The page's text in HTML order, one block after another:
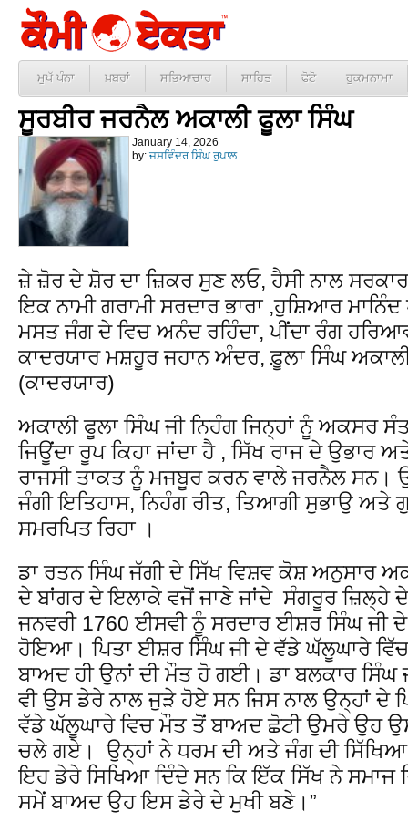
ਮੁਖੱ ਪੰਨਾ ਖ਼ਬਰਾਂ ਸਭਿਆਚਾਰ ਸਾਹਿਤ ਫੋਟੋ ਹੁਕਮਨਾਮਾ
ਸੂਰਬੀਰ ਜਰਨੈਲ ਅਕਾਲੀ ਫੂਲਾ ਸਿੰਘ
January 14, 2026
by: ਜਸਵਿੰਦਰ ਸਿੰਘ ਰੁਪਾਲ
ਜ਼ੇ ਜ਼ੋਰ ਦੇ ਸ਼ੋਰ ਦਾ ਜ਼ਿਕਰ ਸੁਣ ਲਓ, ਹੈਸੀ ਨਾਲ
ਇਕ ਨਾਮੀ ਗਰਾਮੀ ਸਰਦਾਰ ਭਾਰਾ ,ਹੁਸ਼ਿਆਰ
ਮਸਤ ਜੰਗ ਦੇ ਵਿਚ ਅਨੰਦ ਰਹਿੰਦਾ, ਪੀਂਦਾ ਰੰਗ
ਕਾਦਰਯਾਰ ਮਸ਼ਹੂਰ ਜਹਾਨ ਅੰਦਰ, ਫ਼ੂਲਾ ਸਿੰਘ
(ਕਾਦਰਯਾਰ)
ਅਕਾਲੀ ਫੂਲਾ ਸਿੰਘ ਜੀ ਨਿਹੰਗ ਜਿਨ੍ਹਾਂ ਨੂੰ ਅਕਸਰ
ਜਿਊਂਦਾ ਰੂਪ ਕਿਹਾ ਜਾਂਦਾ ਹੈ , ਸਿੱਖ ਰਾਜ ਦੇ ਉਭਾਰ
ਰਾਜਸੀ ਤਾਕਤ ਨੂੰ ਮਜਬੂਰ ਕਰਨ ਵਾਲੇ ਜਰਨੈਲ ਸਨ।
ਜੰਗੀ ਇਤਿਹਾਸ, ਨਿਹੰਗ ਰੀਤ, ਤਿਆਗੀ ਸੁਭਾਉ ਅਤੇ
ਸਮਰਪਿਤ ਰਿਹਾ ।
ਡਾ ਰਤਨ ਸਿੰਘ ਜੱਗੀ ਦੇ ਸਿੱਖ ਵਿਸ਼ਵ ਕੋਸ਼ ਅਨੁਸਾਰ
ਦੇ ਬਾਂਗਰ ਦੇ ਇਲਾਕੇ ਵਜੋਂ ਜਾਣੇ ਜਾਂਦੇ ਸੰਗਰੂਰ ਜ਼ਿਲ੍ਹੇ ਦੇ
ਜਨਵਰੀ 1760 ਈਸਵੀ ਨੂੰ ਸਰਦਾਰ ਈਸ਼ਰ ਸਿੰਘ ਜੀ
ਹੋਇਆ। ਪਿਤਾ ਈਸ਼ਰ ਸਿੰਘ ਜੀ ਦੇ ਵੱਡੇ ਘੱਲੂਘਾਰੇ
ਬਾਅਦ ਹੀ ਉਨਾਂ ਦੀ ਮੌਤ ਹੋ ਗਈ। ਡਾ ਬਲਕਾਰ ਸਿੰਘ
ਵੀ ਉਸ ਡੇਰੇ ਨਾਲ ਜੁੜੇ ਹੋਏ ਸਨ ਜਿਸ ਨਾਲ ਉਨ੍ਹਾਂ ਦੇ
ਵੱਡੇ ਘੱਲੂਘਾਰੇ ਵਿਚ ਮੌਤ ਤੋਂ ਬਾਅਦ ਛੋਟੀ ਉਮਰੇ ਉਹ
ਚਲੇ ਗਏ। ਉਨ੍ਹਾਂ ਨੇ ਧਰਮ ਦੀ ਅਤੇ ਜੰਗ ਦੀ
ਇਹ ਡੇਰੇ ਸਿਖਿਆ ਦਿੰਦੇ ਸਨ ਕਿ ਇੱਕ ਸਿੱਖ ਨੇ ਸਮਾਜ
ਸਮੇਂ ਬਾਅਦ ਉਹ ਇਸ ਡੇਰੇ ਦੇ ਮੁਖੀ ਬਣੇ।”